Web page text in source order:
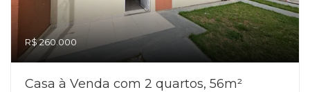
R$ 260.000
Casa à Venda com 2 quartos, 56m²